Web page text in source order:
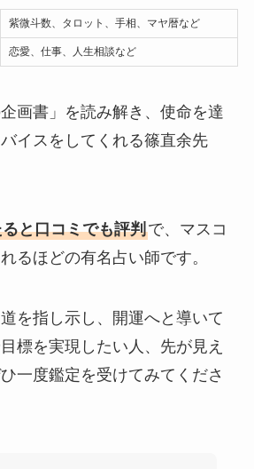
紫微斗数、タロット、手相、マヤ暦など
恋愛、仕事、人生相談など
画書」を読み解き、使命を達
イスをしてくれる篠直余先
と口コミでも評判で、マスコ
るほどの有名占い師です。
を指し示し、開運へと導いて
標を実現したい人、先が見え
一度鑑定を受けてみてくださ